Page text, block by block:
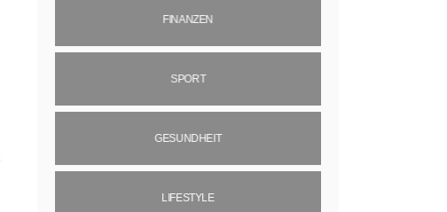
FINANZEN
SPORT
GESUNDHEIT
LIFESTYLE